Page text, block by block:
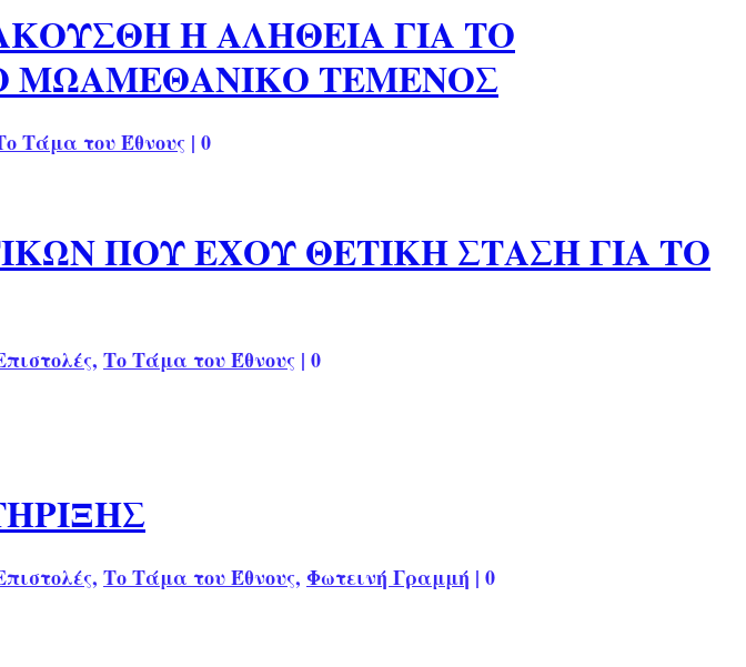
Η ΑΛΗΘΕΙΑ ΓΙΑ ΤΟ
ΜΩΑΜΕΘΑΝΙΚΟ ΤΕΜΕΝΟΣ
Τάμα του Έθνους | 0
ΠΟΥ ΕΧΟΥ ΘΕΤΙΚΗ ΣΤΑΣΗ ΓΙΑ ΤΟ
, Το Τάμα του Έθνους | 0
, Το Τάμα του Έθνους, Φωτεινή Γραμμή | 0